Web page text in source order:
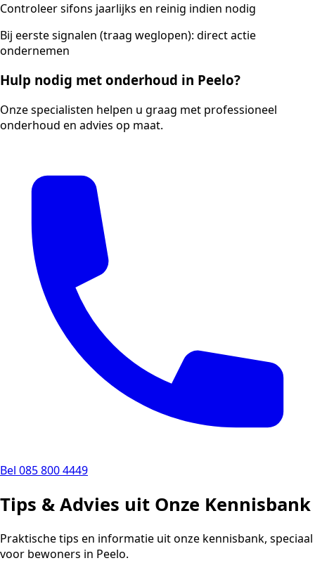
Controleer sifons jaarlijks en reinig indien nodig
Bij eerste signalen (traag weglopen): direct actie
ondernemen
Hulp nodig met onderhoud in Peelo?
Onze specialisten helpen u graag met professioneel
onderhoud en advies op maat.
Bel 085 800 4449
Tips & Advies uit Onze Kennisbank
Praktische tips en informatie uit onze kennisbank, speciaal
voor bewoners in Peelo.